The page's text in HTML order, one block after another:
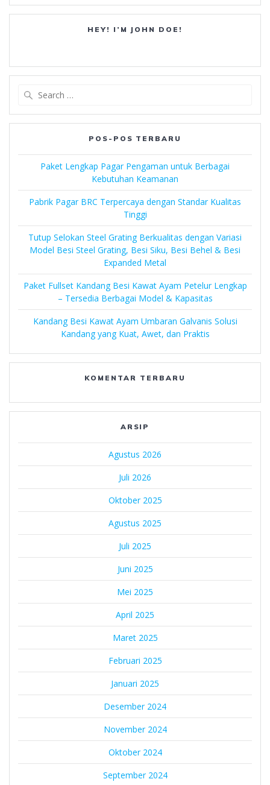
HEY! I’M JOHN DOE!
POS-POS TERBARU
Paket Lengkap Pagar Pengaman untuk Berbagai
Kebutuhan Keamanan
Pabrik Pagar BRC Terpercaya dengan Standar Kualitas
Tinggi
Tutup Selokan Steel Grating Berkualitas dengan Variasi
Model Besi Steel Grating, Besi Siku, Besi Behel & Besi
Expanded Metal
Paket Fullset Kandang Besi Kawat Ayam Petelur Lengkap
– Tersedia Berbagai Model & Kapasitas
Kandang Besi Kawat Ayam Umbaran Galvanis Solusi
Kandang yang Kuat, Awet, dan Praktis
KOMENTAR TERBARU
ARSIP
Agustus 2026
Juli 2026
Oktober 2025
Agustus 2025
Juli 2025
Juni 2025
Mei 2025
April 2025
Maret 2025
Februari 2025
Januari 2025
Desember 2024
November 2024
Oktober 2024
September 2024